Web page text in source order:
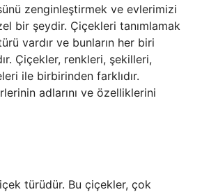
zenginleştirmek ve evlerimizi
bir şeydir. Çiçekleri tanımlamak
vardır ve bunların her biri
Çiçekler, renkleri, şekilleri,
ile birbirinden farklıdır.
adlarını ve özelliklerini
türüdür. Bu çiçekler, çok